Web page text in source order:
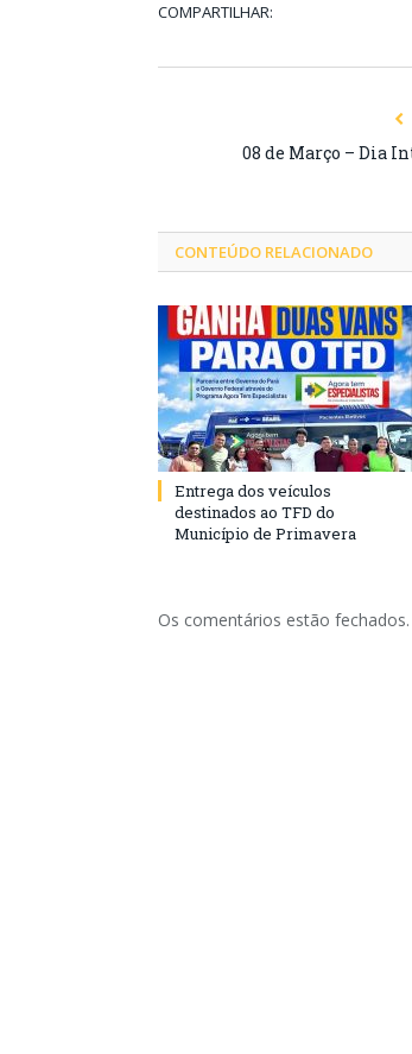
COMPARTILHAR:
08 de Março – Dia
CONTEÚDO RELACIONADO
Entrega dos veículos
destinados ao TFD do
Município de Primavera
Os comentários estão fechados.